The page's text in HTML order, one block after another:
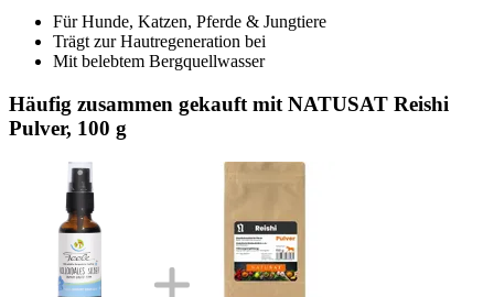
Für Hunde, Katzen, Pferde & Jungtiere
Trägt zur Hautregeneration bei
Mit belebtem Bergquellwasser
Häufig zusammen gekauft mit NATUSAT Reishi
Pulver, 100 g